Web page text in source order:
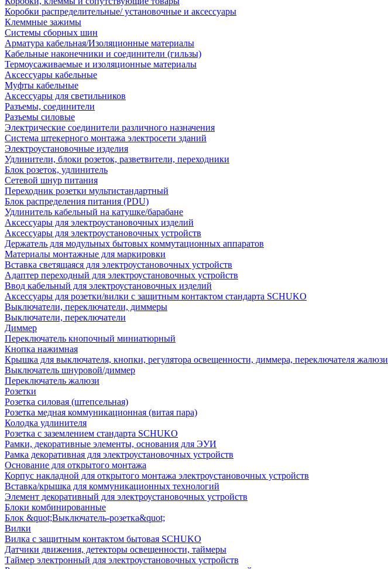
Коробки распределительные/ установочные и аксессуары
Клеммные зажимы
Системы сборных шин
Арматура кабельная/Изоляционные материалы
Кабельные наконечники и соединители (гильзы)
Термоусаживаемые и изоляционные материалы
Аксессуары кабельные
Муфты кабельные
Аксессуары для светильников
Разъемы, соединители
Разъемы силовые
Электрические соединители различного назначения
Система штекерного монтажа электросети зданий
Электроустановочные изделия
Удлинители, блоки розеток, разветвители, переходники
Блок розеток, удлинитель
Сетевой шнур питания
Переходник розетки мультистандартный
Блок распределения питания (PDU)
Удлинитель кабельный на катушке/барабане
Аксессуары для электроустановочных изделий
Аксессуары для электроустановочных устройств
Держатель для модульных бытовых коммутационных аппаратов
Материалы монтажные для маркировки
Вставка светящаяся для электроустановочных устройств
Адаптер переходный для электроустановочных устройств
Ввод кабельный для электроустановочных изделий
Аксессуары для розетки/вилки с защитным контактом стандарта SCHUKO
Выключатели, переключатели, диммеры
Выключатели, переключатели
Диммер
Переключатель кнопочный миниатюрный
Кнопка нажимная
Крышка для выключателя, кнопки, регулятора освещенности, диммера, переключателя жалюзи
Выключатель шнуровой/диммер
Переключатель жалюзи
Розетки
Розетка силовая (штепсельная)
Розетка медная коммуникационная (витая пара)
Колодка удлинителя
Розетка с заземлением стандарта SCHUKO
Рамки, декоративные элементы, основания для ЭУИ
Рамка декоративная для электроустановочных устройств
Основание для открытого монтажа
Корпус накладной для открытого монтажа электроустановочных устройств
Вставка/крышка для коммуникационных технологий
Элемент декоративный для электроустановочных устройств
Блоки комбинированные
Блок &quot;Выключатель-розетка&quot;
Вилки
Вилка с защитным контактом бытовая SCHUKO
Датчики движения, детекторы освещенности, таймеры
Таймер электронный для электроустановочных устройств